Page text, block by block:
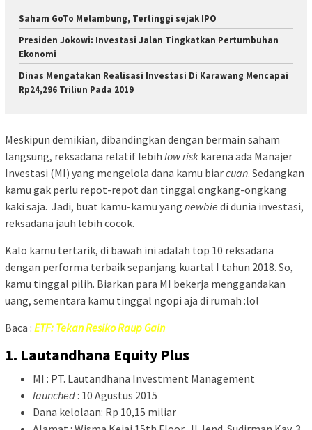
Saham GoTo Melambung, Tertinggi sejak IPO
Presiden Jokowi: Investasi Jalan Tingkatkan Pertumbuhan
Ekonomi
Dinas Mengatakan Realisasi Investasi Di Karawang Mencapai
Rp24,296 Triliun Pada 2019
Meskipun demikian, dibandingkan dengan bermain saham
langsung, reksadana relatif lebih low risk karena ada Manajer
Investasi (MI) yang mengelola dana kamu biarcuan. Sedangkan
kamu gak perlu repot-repot dan tinggal ongkang-ongkang
kaki saja. Jadi, buat kamu-kamu yang newbie di dunia investasi,
reksadana jauh lebih cocok.
Kalo kamu tertarik, di bawah ini adalah top 10 reksadana
dengan performa terbaik sepanjang kuartal I tahun 2018. So,
kamu tinggal pilih. Biarkan para MI bekerja menggandakan
uang, sementara kamu tinggal ngopi aja di rumah :lol
Baca : ETF: Tekan Resiko Raup Gain
1. Lautandhana Equity Plus
MI : PT. Lautandhana Investment Management
launched: 10 Agustus 2015
Dana kelolaan: Rp 10,15 miliar